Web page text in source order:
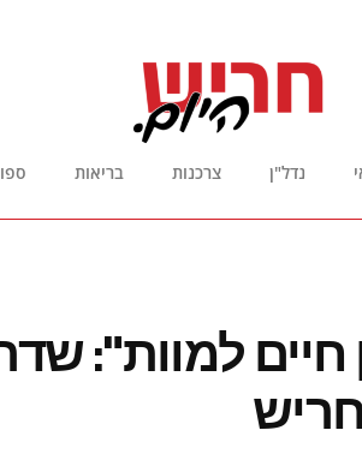
נדל"ן צרכנות בריאות
למוות":